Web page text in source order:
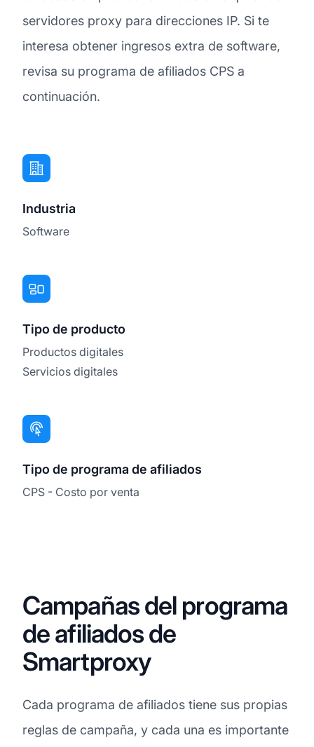
servidores proxy para direcciones IP. Si te
interesa obtener ingresos extra de software,
revisa su programa de afiliados CPS a
continuación.
Industria
Software
Tipo de producto
Productos digitales
Servicios digitales
Tipo de programa de afiliados
CPS - Costo por venta
Campañas del programa
de afiliados de
Smartproxy
Cada programa de afiliados tiene sus propias
reglas de campaña, y cada una es importante